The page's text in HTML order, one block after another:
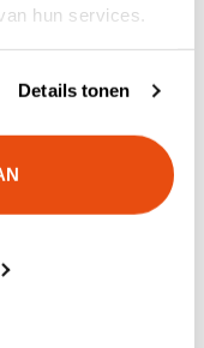
hun services.
Details tonen
M320A1 BB